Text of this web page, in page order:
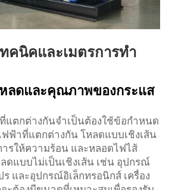
ทคนิคและเมตรการทํา
ลดและคุณภาพของกระแส
แตกต่างกันจำเป็นต้องใช้ข้อกำหนด
ฟฟ้าที่แตกต่างกัน โหลดแบบเชิงเส้น
ารให้ความร้อน และหลอดไฟไส้
ดแบบไม่เป็นเชิงเส้น เช่น อุปกรณ์
และอุปกรณ์อิเล็กทรอนิกส์ เครื่อง